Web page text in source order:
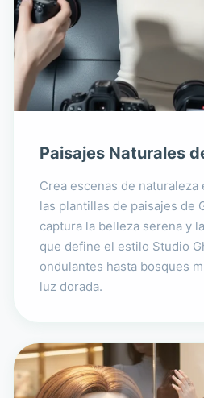
Paisajes Naturales
Crea escenas de naturaleza
las plantillas de paisajes de
captura la belleza serena y
que define el estilo Studio
ondulantes hasta bosques
luz dorada.